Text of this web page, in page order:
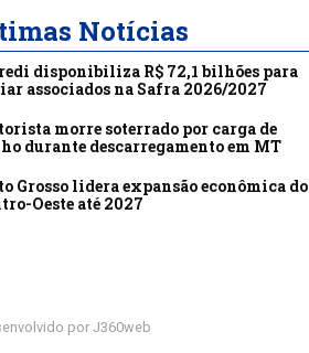
Notícias
disponibiliza R$ 72,1 bilhões para
associados na Safra 2026/2027
morre soterrado por carga de
durante descarregamento em MT
Grosso lidera expansão econômica do
Oeste até 2027
por J360web